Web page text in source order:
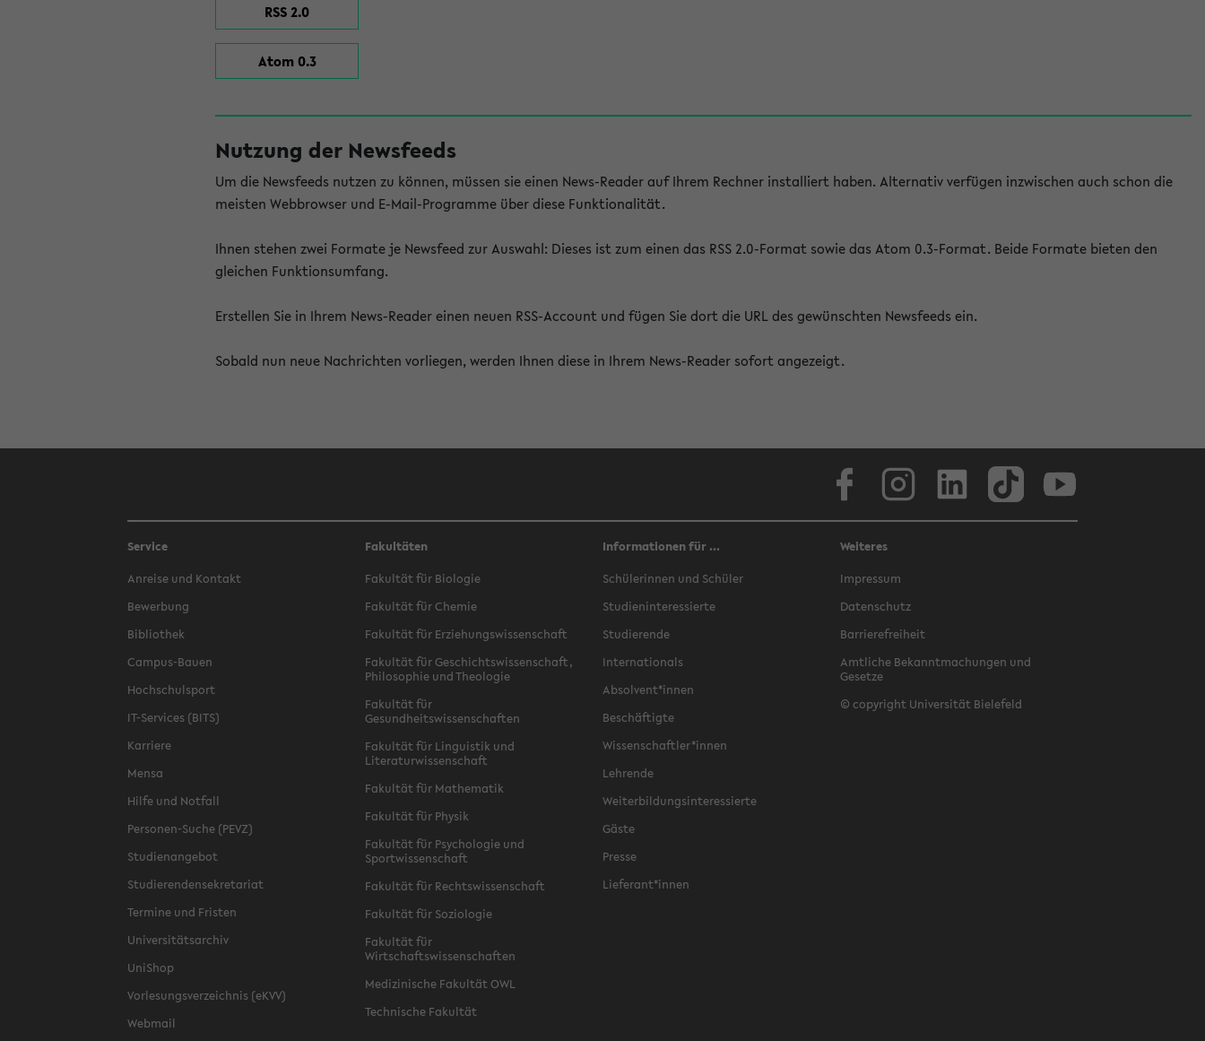
RSS 2.0
Atom 0.3
Nutzung der Newsfeeds
Um die Newsfeeds nutzen zu können, müssen sie einen News-Reader auf Ihrem Rechner installiert haben. Alternativ verfügen inzwischen auch schon die
meisten Webbrowser und E-Mail-Programme über diese Funktionalität.
Ihnen stehen zwei Formate je Newsfeed zur Auswahl: Dieses ist zum einen das RSS 2.0-Format sowie das Atom 0.3-Format. Beide Formate bieten den
gleichen Funktionsumfang.
Erstellen Sie in Ihrem News-Reader einen neuen RSS-Account und fügen Sie dort die URL des gewünschten Newsfeeds ein.
Sobald nun neue Nachrichten vorliegen, werden Ihnen diese in Ihrem News-Reader sofort angezeigt.
Service
Anreise und Kontakt
Bewerbung
Bibliothek
Campus-Bauen
Hochschulsport
IT-Services (BITS)
Karriere
Mensa
Hilfe und Notfall
Personen-Suche (PEVZ)
Studienangebot
Studierendensekretariat
Termine und Fristen
Universitätsarchiv
UniShop
Vorlesungsverzeichnis (eKVV)
Webmail
Fakultäten
Fakultät für Biologie
Fakultät für Chemie
Fakultät für Erziehungswissenschaft
Fakultät für Geschichtswissenschaft,
Philosophie und Theologie
Fakultät für
Gesundheitswissenschaften
Fakultät für Linguistik und
Literaturwissenschaft
Fakultät für Mathematik
Fakultät für Physik
Fakultät für Psychologie und
Sportwissenschaft
Fakultät für Rechtswissenschaft
Fakultät für Soziologie
Fakultät für
Wirtschaftswissenschaften
Medizinische Fakultät OWL
Technische Fakultät
Informationen für ...
Schülerinnen und Schüler
Studieninteressierte
Studierende
Internationals
Absolvent*innen
Beschäftigte
Wissenschaftler*innen
Lehrende
Weiterbildungsinteressierte
Gäste
Presse
Lieferant*innen
Weiteres
Impressum
Datenschutz
Barrierefreiheit
Amtliche Bekanntmachungen und
Gesetze
© copyright Universität Bielefeld